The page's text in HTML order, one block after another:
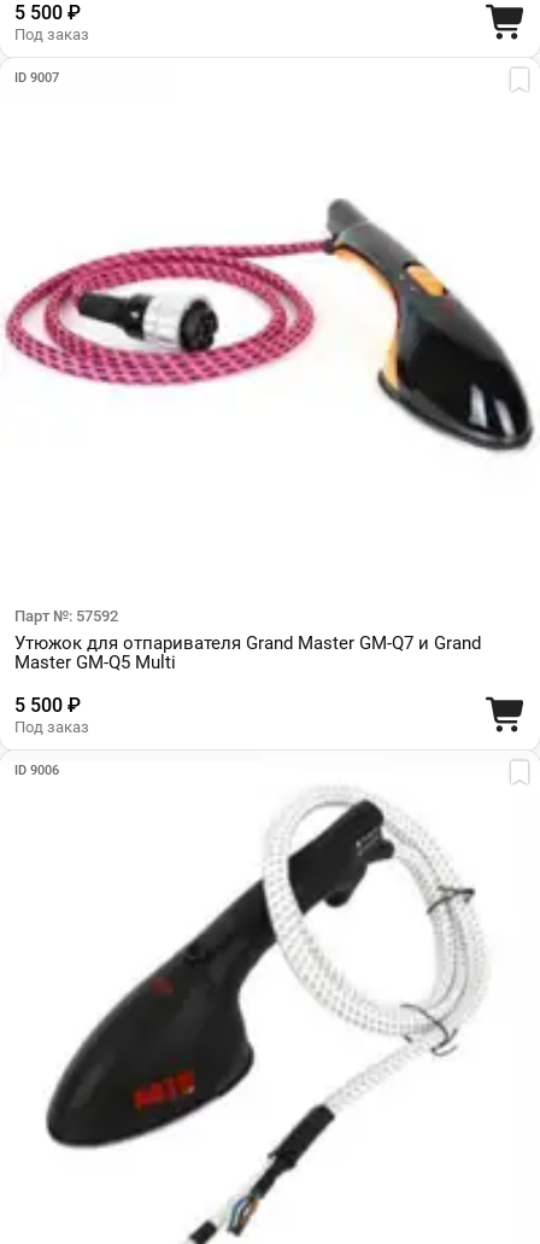
5 500 ₽
Под заказ
ID 9007
Парт №: 57592
Утюжок для отпаривателя Grand Master GM-Q7 и Grand
Master GM-Q5 Multi
5 500 ₽
Под заказ
ID 9006